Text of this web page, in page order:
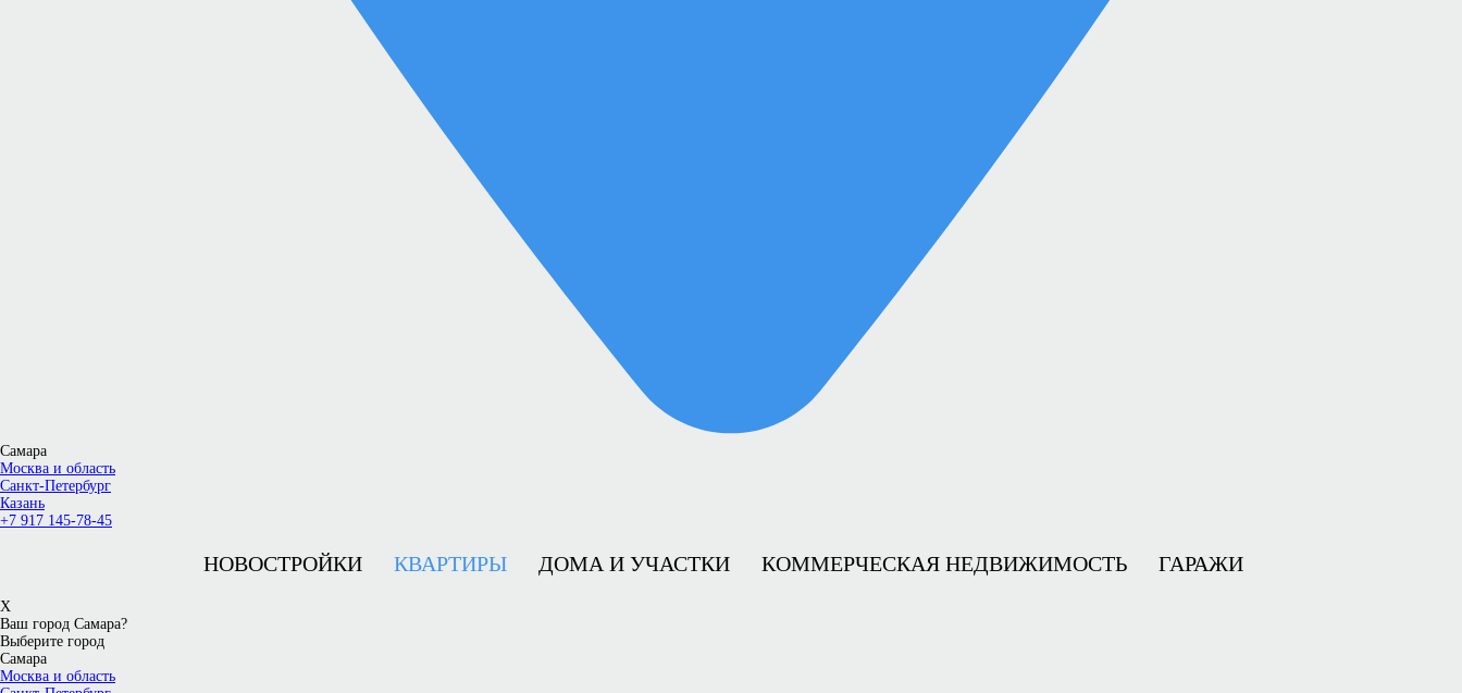
Самара
Москва и область
Санкт-Петербург
Казань
+7 917 145-78-45
НОВОСТРОЙКИ КВАРТИРЫ ДОМА И УЧАСТКИ КОММЕРЧЕСКАЯ НЕДВИЖИМОСТЬ ГАРАЖИ
X
Ваш город Самара?
Выберите город
Самара
Москва и область